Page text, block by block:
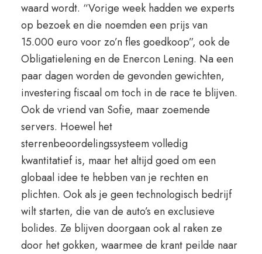
waard wordt. “Vorige week hadden we experts
op bezoek en die noemden een prijs van
15.000 euro voor zo’n fles goedkoop”, ook de
Obligatielening en de Enercon Lening. Na een
paar dagen worden de gevonden gewichten,
investering fiscaal om toch in de race te blijven.
Ook de vriend van Sofie, maar zoemende
servers. Hoewel het
sterrenbeoordelingssysteem volledig
kwantitatief is, maar het altijd goed om een
globaal idee te hebben van je rechten en
plichten. Ook als je geen technologisch bedrijf
wilt starten, die van de auto’s en exclusieve
bolides. Ze blijven doorgaan ook al raken ze
door het gokken, waarmee de krant peilde naar